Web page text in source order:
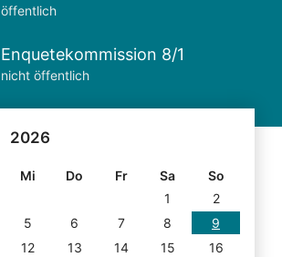
öffentlich
Enquetekommission 8/1
nicht öffentlich
2026
Mi Do Fr Sa
So
1
2
5 6 7 8
9
12 13 14 15
16